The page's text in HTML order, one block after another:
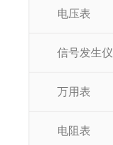
电压表
信号发生仪
万用表
电阻表